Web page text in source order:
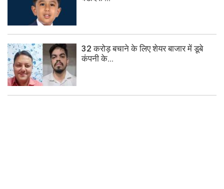
32 करोड़ बचाने के लिए शेयर बाजार में डूबे
कंपनी के...